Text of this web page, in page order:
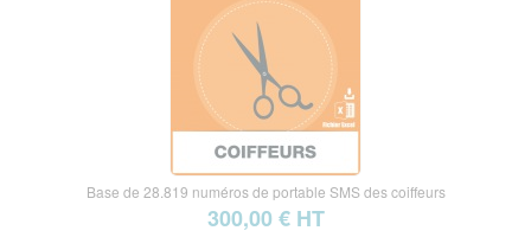
Base de 28.819 numéros de portable SMS des coiffeurs
300,00 € HT